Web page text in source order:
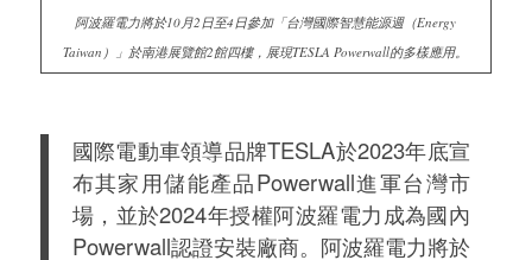
阿波羅電力將於10月2日至4日參加「台灣國際智慧能源週（Energy
Taiwan）」於南港展覽館2館四樓，展現TESLA Powerwall的多樣應用。
國際電動車領導品牌TESLA於2023年底宣
布其家用儲能產品Powerwall進軍台灣市
場，並於2024年授權阿波羅電力成為國內
Powerwall認證安裝廠商。阿波羅電力將於